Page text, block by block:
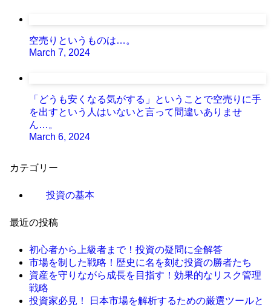
空売りというものは…。
March 7, 2024
「どうも安くなる気がする」ということで空売りに手
を出すという人はいないと言って間違いありませ
ん…。
March 6, 2024
カテゴリー
投資の基本
最近の投稿
初心者から上級者まで！投資の疑問に全解答
市場を制した戦略！歴史に名を刻む投資の勝者たち
資産を守りながら成長を目指す！効果的なリスク管理
戦略
投資家必見！ 日本市場を解析するための厳選ツールと